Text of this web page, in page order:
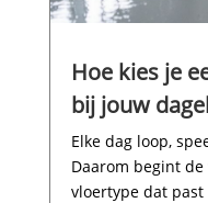
Hoe kies je
bij jouw
Elke dag loop,
Daarom begint
vloertype dat